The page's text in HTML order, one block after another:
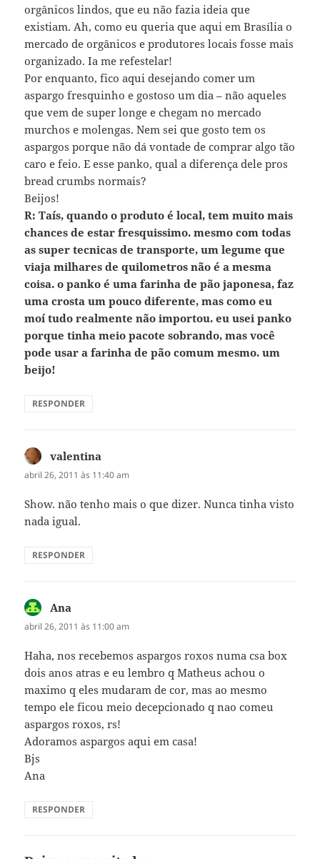
orgânicos lindos, que eu não fazia ideia que
existiam. Ah, como eu queria que aqui em Brasília o
mercado de orgânicos e produtores locais fosse mais
organizado. Ia me refestelar!
Por enquanto, fico aqui desejando comer um
aspargo fresquinho e gostoso um dia – não aqueles
que vem de super longe e chegam no mercado
murchos e molengas. Nem sei que gosto tem os
aspargos porque não dá vontade de comprar algo tão
caro e feio. E esse panko, qual a diferença dele pros
bread crumbs normais?
Beijos!
R: Taís, quando o produto é local, tem muito mais
chances de estar fresquissimo. mesmo com todas
as super tecnicas de transporte, um legume que
viaja milhares de quilometros não é a mesma
coisa. o panko é uma farinha de pão japonesa, faz
uma crosta um pouco diferente, mas como eu
moí tudo realmente não importou. eu usei panko
porque tinha meio pacote sobrando, mas você
pode usar a farinha de pão comum mesmo. um
beijo!
RESPONDER
valentina
abril 26, 2011 às 11:40 am
Show. não tenho mais o que dizer. Nunca tinha visto
nada igual.
RESPONDER
Ana
abril 26, 2011 às 11:00 am
Haha, nos recebemos aspargos roxos numa csa box
dois anos atras e eu lembro q Matheus achou o
maximo q eles mudaram de cor, mas ao mesmo
tempo ele ficou meio decepcionado q nao comeu
aspargos roxos, rs!
Adoramos aspargos aqui em casa!
Bjs
Ana
RESPONDER